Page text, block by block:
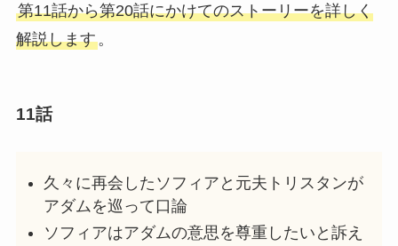
第11話から第20話にかけてのストーリーを詳しく
解説します。
11話
久々に再会したソフィアと元夫トリスタンが
アダムを巡って口論
ソフィアはアダムの意思を尊重したいと訴え